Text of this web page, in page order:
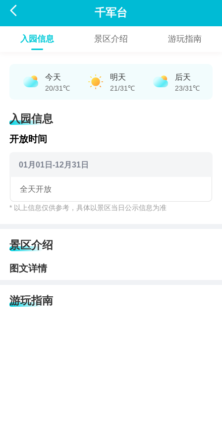
 千军台
入园信息 景区介绍 游玩指南
今天
20/31℃
明天
21/31℃
后天
23/31℃
入园信息
开放时间
01月01日-12月31日
全天开放
* 以上信息仅供参考，具体以景区当日公示信息为准
景区介绍
图文详情
游玩指南